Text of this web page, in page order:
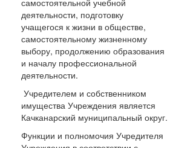
самостоятельной учебной
деятельности, подготовку
учащегося к жизни в обществе,
самостоятельному жизненному
выбору, продолжению образования
и началу профессиональной
деятельности.
Учредителем и собственником
имущества Учреждения является
Качканарский муниципальный округ.
Функции и полномочия Учредителя